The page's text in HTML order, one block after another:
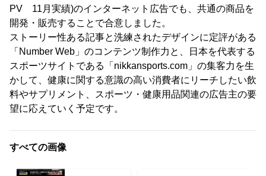
PV 11月実績)のインターネット広告でも、共通の商品を
開発・販売することで合意しました。
ストーリー性ある記事と洗練されたデザインに定評がある
「Number Web」のコンテンツ制作力と、日本を代表する
スポーツサイトである「nikkansports.com」の集客力を生
かして、健康に関する意識の高い消費者にリーチしたい飲
料やサプリメント、スポーツ・健康用品関連の広告主の要
望に応えていく予定です。
すべての画像